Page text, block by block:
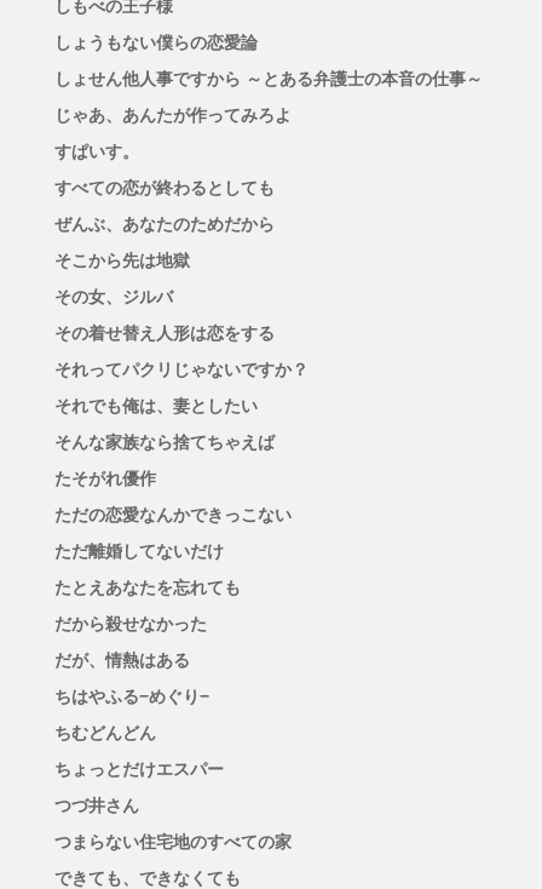
しもべの王子様
しょうもない僕らの恋愛論
しょせん他人事ですから ～とある弁護士の本音の仕事～
じゃあ、あんたが作ってみろよ
すぱいす。
すべての恋が終わるとしても
ぜんぶ、あなたのためだから
そこから先は地獄
その女、ジルバ
その着せ替え人形は恋をする
それってパクリじゃないですか？
それでも俺は、妻としたい
そんな家族なら捨てちゃえば
たそがれ優作
ただの恋愛なんかできっこない
ただ離婚してないだけ
たとえあなたを忘れても
だから殺せなかった
だが、情熱はある
ちはやふる−めぐり−
ちむどんどん
ちょっとだけエスパー
つづ井さん
つまらない住宅地のすべての家
できても、できなくても